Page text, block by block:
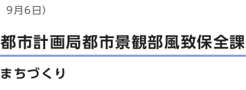
9月6日）
都市計画局都市景観部風致保全
まちづくり